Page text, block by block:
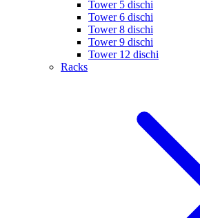
Tower 5 dischi
Tower 6 dischi
Tower 8 dischi
Tower 9 dischi
Tower 12 dischi
Racks